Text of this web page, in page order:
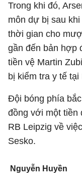
Trong khi đó,
môn dự bị sau
thời gian cho
gần đến bản hợp
tiền vệ Martin
bị kiểm tra y tế tại
Đội bóng phía
đồng với một tiền
RB Leipzig về
Sesko.
Nguyễn Huyền